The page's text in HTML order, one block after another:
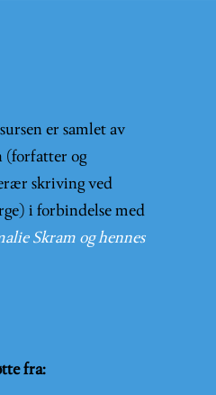
er samlet av
(forfatter og
skriving ved
i forbindelse med
Skram og hennes
fra: